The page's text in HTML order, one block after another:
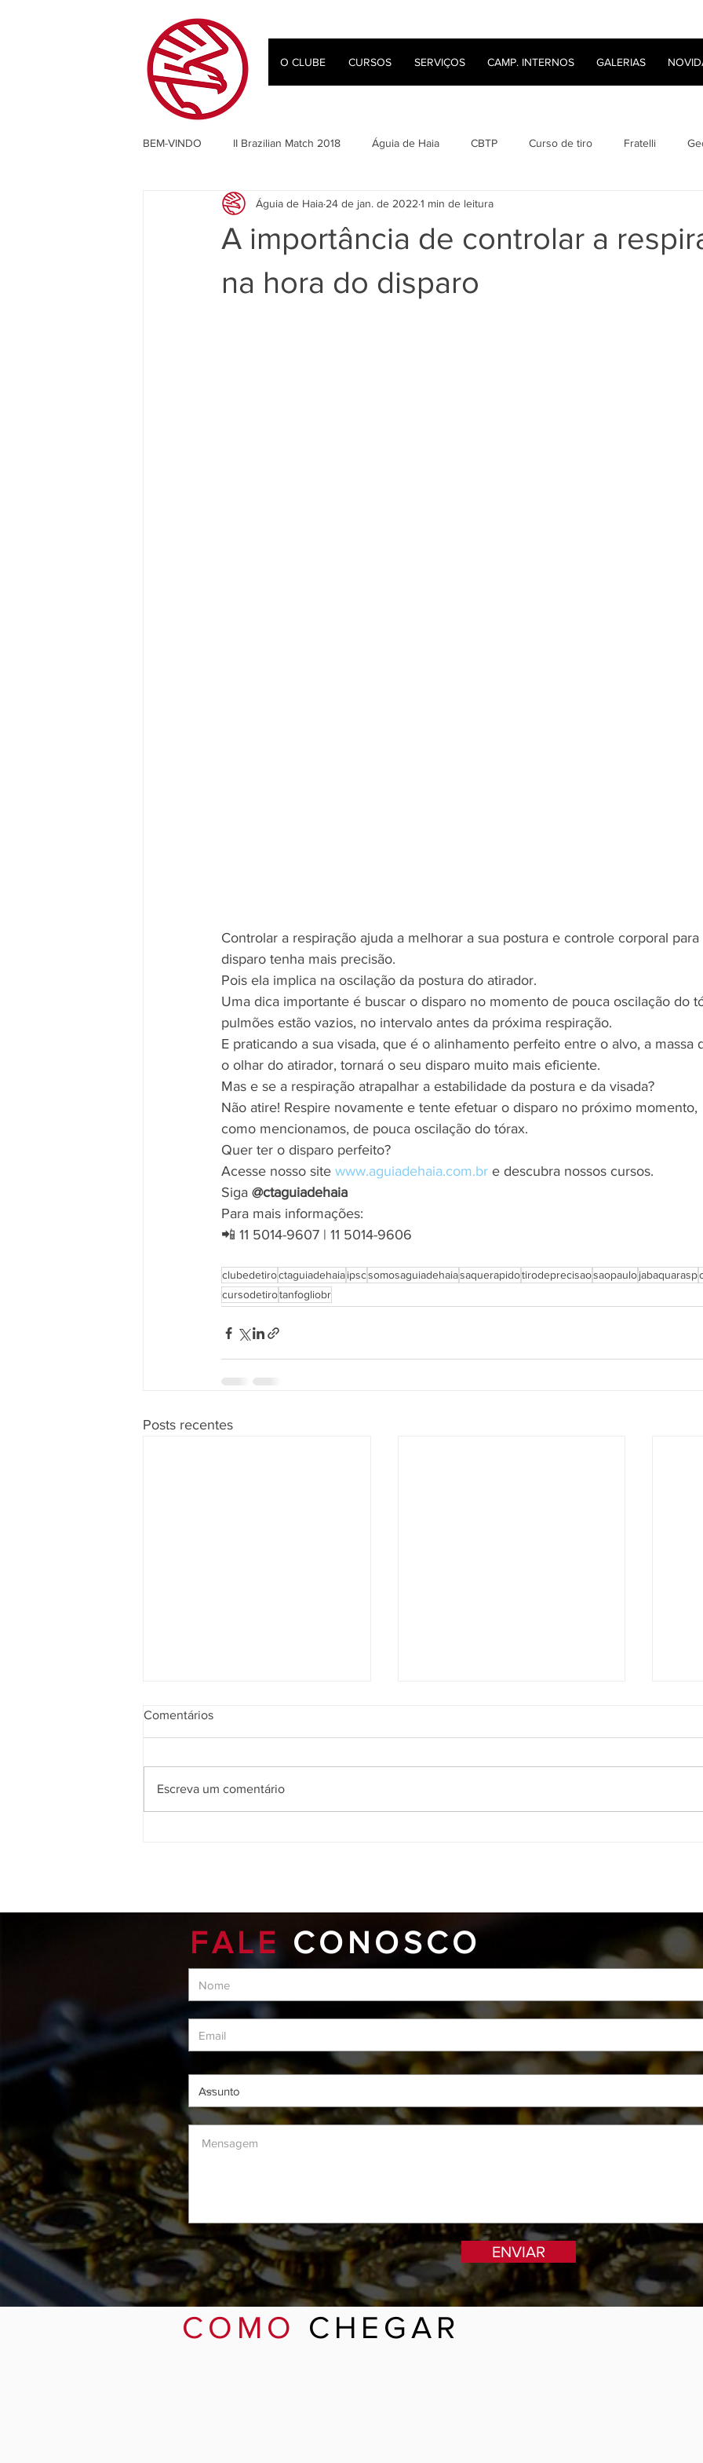
O CLUBE CURSOS SERVIÇOS CAMP. INTERNOS GALERIAS
BEM-VINDO II Brazilian Match 2018 Águia de Haia CBTP Curso de tiro Fratelli
Jaime Saldanha Jr Lyon Bullets Roberto Saldanha
A importância de controlar a
na hora do disparo
Águia de Haia 24 de jan. de 2022 1 min de leitura
Controlar a respiração ajuda a melhorar a sua postura e controle corporal
disparo tenha mais precisão.
Pois ela implica na oscilação da postura do atirador.
Uma dica importante é buscar o disparo no momento de pouca oscilação do
pulmões estão vazios, no intervalo antes da próxima respiração.
E praticando a sua visada, que é o alinhamento perfeito entre o alvo, a massa
o olhar do atirador, tornará o seu disparo muito mais eficiente.
Mas e se a respiração atrapalhar a estabilidade da postura e da visada?
Não atire! Respire novamente e tente efetuar o disparo no próximo momento,
como mencionamos, de pouca oscilação do tórax.
Quer ter o disparo perfeito?
Acesse nosso site www.aguiadehaia.com.br e descubra nossos cursos.
Siga @ctaguiadehaia
Para mais informações:
📲 11 5014-9607 | 11 5014-9606
clubedetiroctaguiadehaiaipscsomosaguiadehaiasaquerapidotirodeprecisaosaopaulojabaquarasp
cursodetirotanfogliobr
Posts recentes
Comentários
Escreva um comentário
FALE CONOSCO
ENVIAR
COMO CHEGAR